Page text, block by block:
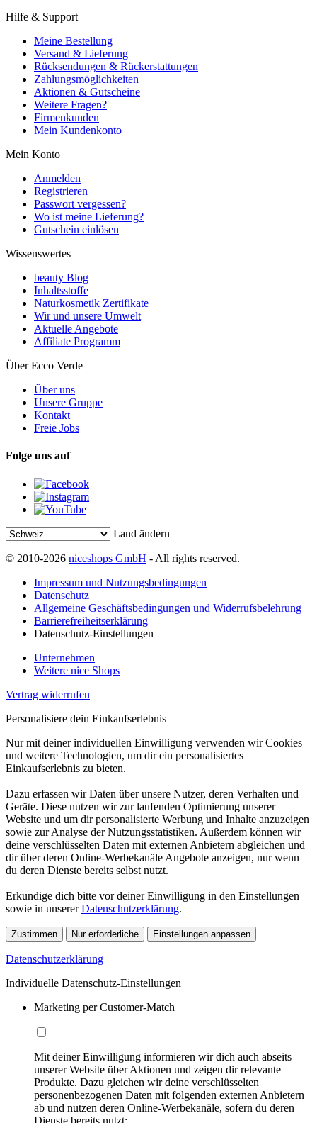
Hilfe & Support
Meine Bestellung
Versand & Lieferung
Rücksendungen & Rückerstattungen
Zahlungsmöglichkeiten
Aktionen & Gutscheine
Weitere Fragen?
Firmenkunden
Mein Kundenkonto
Mein Konto
Anmelden
Registrieren
Passwort vergessen?
Wo ist meine Lieferung?
Gutschein einlösen
Wissenswertes
beauty Blog
Inhaltsstoffe
Naturkosmetik Zertifikate
Wir und unsere Umwelt
Aktuelle Angebote
Affiliate Programm
Über Ecco Verde
Über uns
Unsere Gruppe
Kontakt
Freie Jobs
Folge uns auf
Land ändern
© 2010-2026 niceshops GmbH - All rights reserved.
Impressum und Nutzungsbedingungen
Datenschutz
Allgemeine Geschäftsbedingungen und Widerrufsbelehrung
Barrierefreiheitserklärung
Datenschutz-Einstellungen
Unternehmen
Weitere nice Shops
Vertrag widerrufen
Personalisiere dein Einkaufserlebnis
Nur mit deiner individuellen Einwilligung verwenden wir Cookies
und weitere Technologien, um dir ein personalisiertes
Einkaufserlebnis zu bieten.
Dazu erfassen wir Daten über unsere Nutzer, deren Verhalten und
Geräte. Diese nutzen wir zur laufenden Optimierung unserer
Website und um dir personalisierte Werbung und Inhalte anzuzeigen
sowie zur Analyse der Nutzungsstatistiken. Außerdem können wir
deine verschlüsselten Daten mit externen Anbietern abgleichen und
dir über deren Online-Werbekanäle Angebote anzeigen, nur wenn
du deren Dienste bereits selbst nutzt.
Erkundige dich bitte vor deiner Einwilligung in den Einstellungen
sowie in unsererDatenschutzerklärung.
Zustimmen Nur erforderliche Einstellungen anpassen
Datenschutzerklärung
Individuelle Datenschutz-Einstellungen
Marketing per Customer-Match
Mit deiner Einwilligung informieren wir dich auch abseits
unserer Website über Aktionen und zeigen dir relevante
Produkte. Dazu gleichen wir deine verschlüsselten
personenbezogenen Daten mit folgenden externen Anbietern
ab und nutzen deren Online-Werbekanäle, sofern du deren
Dienste bereits nutzt: